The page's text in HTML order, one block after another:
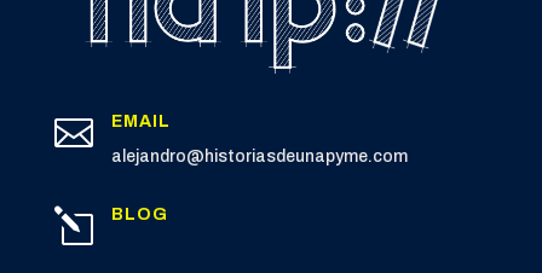

EMAIL
alejandro@historiasdeunapyme.com
l BLOG